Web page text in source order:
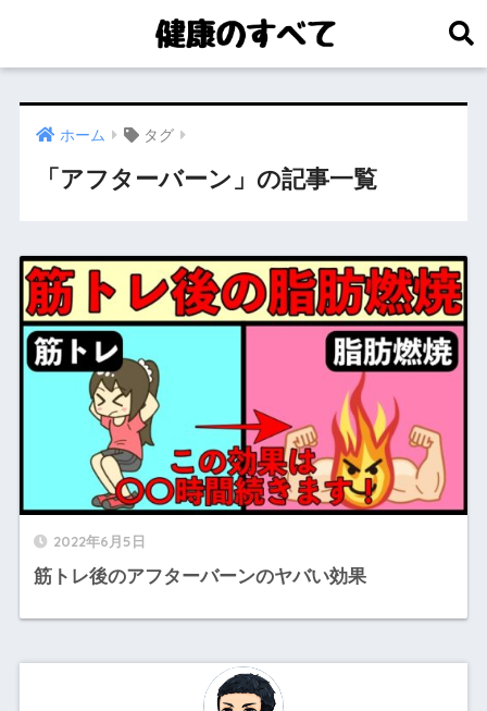
ホーム タグ
「アフターバーン」の記事一覧
2022年6月5日
筋トレ後のアフターバーンのヤバい効果